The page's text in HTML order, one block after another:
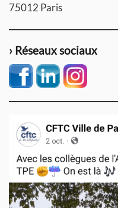
75012 Paris
› Réseaux sociaux